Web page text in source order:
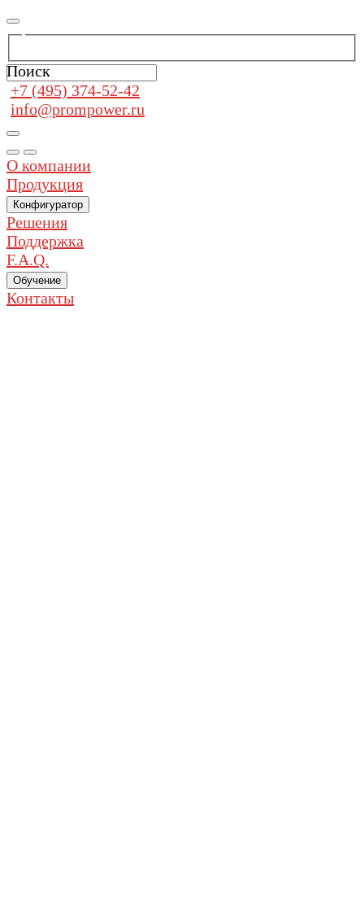
Поиск
+7 (495) 374-52-42
info@prompower.ru
О компании
Продукция
Конфигуратор
Решения
Поддержка
F.A.Q.
Обучение
Контакты